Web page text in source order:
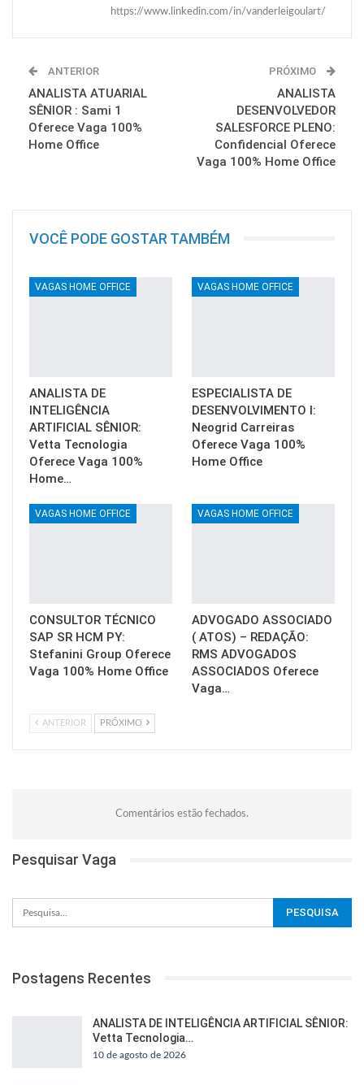
https://www.linkedin.com/in/vanderleigoulart/
ANTERIOR
ANALISTA ATUARIAL
SÊNIOR : Sami 1
Oferece Vaga 100%
Home Office
PRÓXIMO
ANALISTA
DESENVOLVEDOR
SALESFORCE PLENO:
Confidencial Oferece
Vaga 100% Home Office
VOCÊ PODE GOSTAR TAMBÉM
VAGAS HOME OFFICE
ANALISTA DE
INTELIGÊNCIA
ARTIFICIAL SÊNIOR:
Vetta Tecnologia
Oferece Vaga 100%
Home…
VAGAS HOME OFFICE
ESPECIALISTA DE
DESENVOLVIMENTO I:
Neogrid Carreiras
Oferece Vaga 100%
Home Office
VAGAS HOME OFFICE
CONSULTOR TÉCNICO
SAP SR HCM PY:
Stefanini Group Oferece
Vaga 100% Home Office
VAGAS HOME OFFICE
ADVOGADO ASSOCIADO
( ATOS) – REDAÇÃO:
RMS ADVOGADOS
ASSOCIADOS Oferece
Vaga…
ANTERIOR PRÓXIMO
Comentários estão fechados.
Pesquisar Vaga
Postagens Recentes
ANALISTA DE INTELIGÊNCIA ARTIFICIAL SÊNIOR:
Vetta Tecnologia…
10 de agosto de 2026